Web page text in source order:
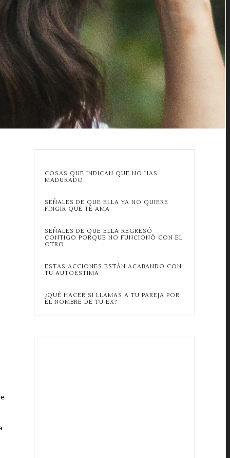
COSAS QUE INDICAN QUE NO HAS
MADURADO
SEÑALES DE QUE ELLA YA NO QUIERE
FINGIR QUE TE AMA
SEÑALES DE QUE ELLA REGRESÓ
CONTIGO PORQUE NO FUNCIONÓ CON EL
OTRO
ESTAS ACCIONES ESTÁN ACABANDO CON
TU AUTOESTIMA
¿QUÉ HACER SI LLAMAS A TU PAREJA POR
EL NOMBRE DE TU EX?